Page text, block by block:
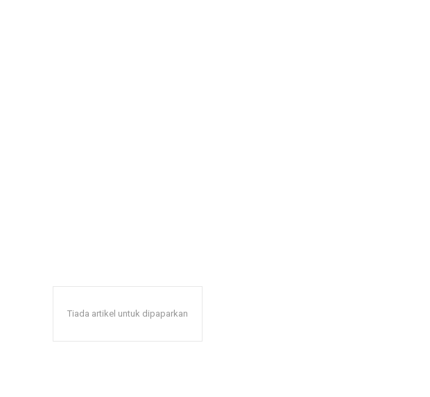
Tiada artikel untuk dipaparkan